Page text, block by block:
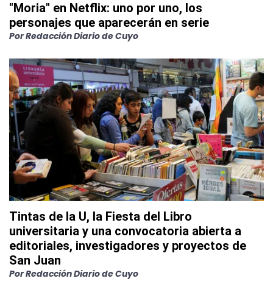
"Moria" en Netflix: uno por uno, los
personajes que aparecerán en serie
PorRedacción Diario de Cuyo
Tintas de la U, la Fiesta del Libro
universitaria y una convocatoria abierta a
editoriales, investigadores y proyectos de
San Juan
PorRedacción Diario de Cuyo